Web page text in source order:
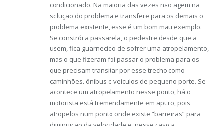
condicionado. Na maioria das vezes não agem na
solução do problema e transfere para os demais o
problema existente, esse é um bom mau exemplo.
Se constrói a passarela, o pedestre desde que a
usem, fica guarnecido de sofrer uma atropelamento,
mas o que fizeram foi passar o problema para os
que precisam transitar por esse trecho como
caminhões, ônibus e veículos de pequeno porte. Se
acontece um atropelamento nesse ponto, há o
motorista está tremendamente em apuro, pois
atropelos num ponto onde existe “barreiras” para